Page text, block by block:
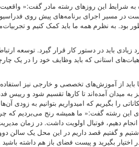
به شرایط این روزهای رشته مادر گفت:«
در مسیر اجرای برنامه‌های پیش روی
به نظرم همه ما باید کمک کنیم و
باید در دستور کار قرار گیرد. توسعه
استانی که باید وظایف خود را در یک
از آموزش‌های تخصصی و خارجی نیز استفاده
میدان آمده‌اند تا کارها تقسیم شود و رییس
را بگیریم که امیدواریم بتوانیم به زودی آن‌ها
این رشته گفت:« ما همیشه رنج می‌بردیم که
دهیم، فوتبال اولویت داشت. در زمان
و گفتیم قصد داریم در این محل یک سالن
بگیرید و پیست فضای باز هم داشته